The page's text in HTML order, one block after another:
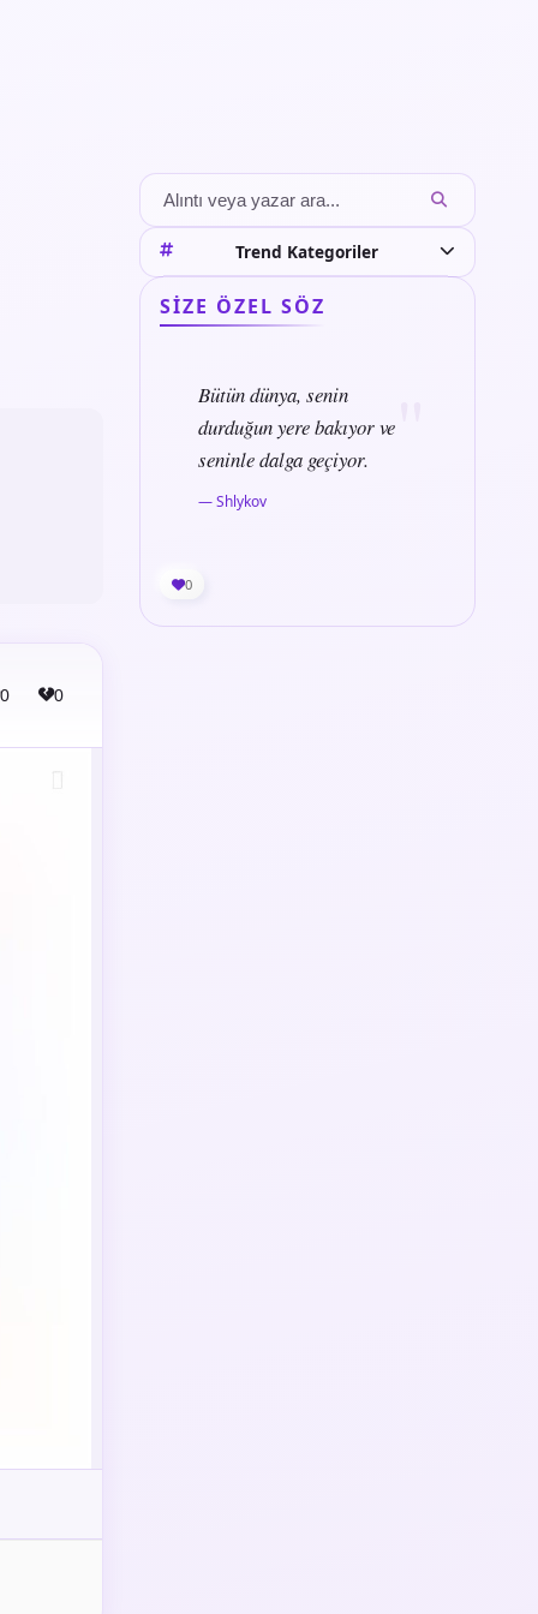
0 0
Trend Kategoriler
SIZE ÖZEL SÖZ
Bütün dünya, senin
durduğun yere bakıyor ve
seninle dalga geçiyor.
— Shlykov
0